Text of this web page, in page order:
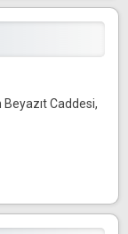
Beyazıt Caddesi,